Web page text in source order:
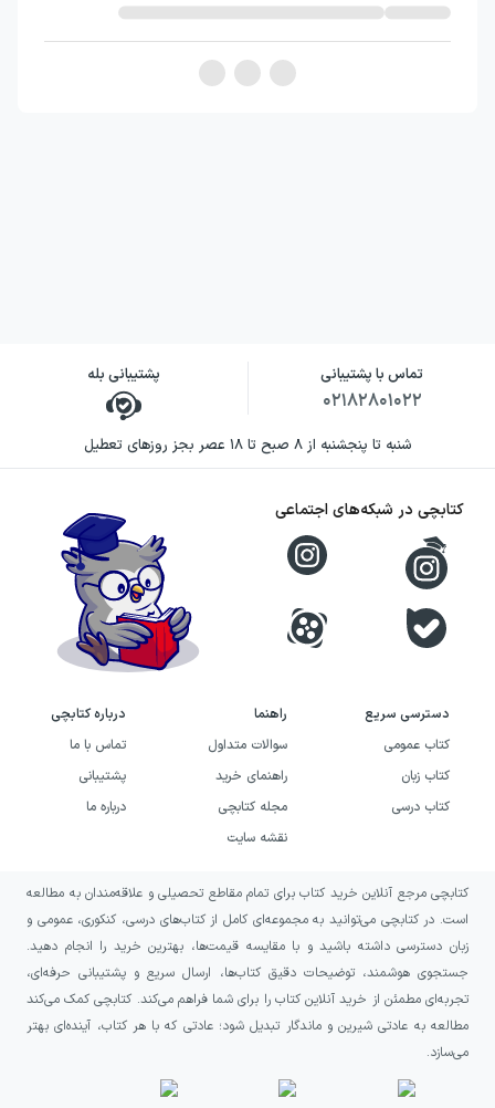
تماس با پشتیبانی
۰۲۱۸۲۸۰۱۰۲۲
پشتیبانی بله
شنبه تا پنجشنبه از ۸ صبح تا ۱۸ عصر بجز روزهای تعطیل
دسترسی سریع
کتاب عمومی
کتاب زبان
کتاب درسی
راهنما
سوالات متداول
راهنمای خرید
مجله کتابچی
نقشه سایت
درباره کتابچی
تماس با ما
پشتیبانی
درباره ما
کتابچی در شبکه‌های اجتماعی
کتابچی مرجع آنلاین خرید کتاب برای تمام مقاطع تحصیلی و علاقه‌مندان به مطالعه
است. در کتابچی می‌توانید به مجموعه‌ای کامل از کتاب‌های درسی، کنکوری، عمومی و
زبان دسترسی داشته باشید و با مقایسه قیمت‌ها، بهترین خرید را انجام دهید.
جستجوی هوشمند، توضیحات دقیق کتاب‌ها، ارسال سریع و پشتیبانی حرفه‌ای،
تجربه‌ای مطمئن از خرید آنلاین کتاب را برای شما فراهم می‌کند. کتابچی کمک می‌کند
مطالعه به عادتی شیرین و ماندگار تبدیل شود؛ عادتی که با هر کتاب، آینده‌ای بهتر
می‌سازد.